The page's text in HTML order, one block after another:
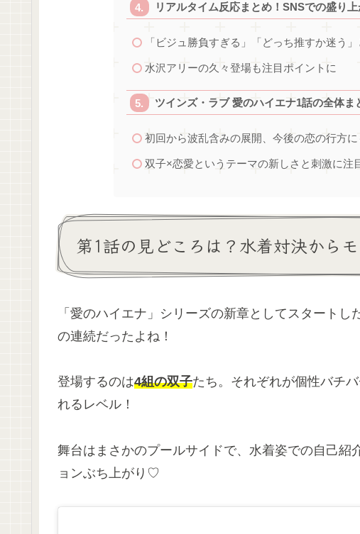
リアルタイム反応まとめ！SNSでの盛り
「ビジュ勝負すぎる」「どっち推すか迷う
水沢アリーの久々登場も注目ポイントに
ツインズ・ラブ 愛のハイエナ1話の全体ま
初回から波乱含みの展開、今後の恋の行方
双子×恋愛というテーマの新しさと刺激に注
第1話の見どころは？水着対決から
「愛のハイエナ」シリーズの新章としてスタートし
の連続だったよね！
登場するのは4組の双子たち。それぞれが個性バチ
れるレベル！
舞台はまさかのプールサイドで、水着姿での自己紹
ョンぶち上がり♡